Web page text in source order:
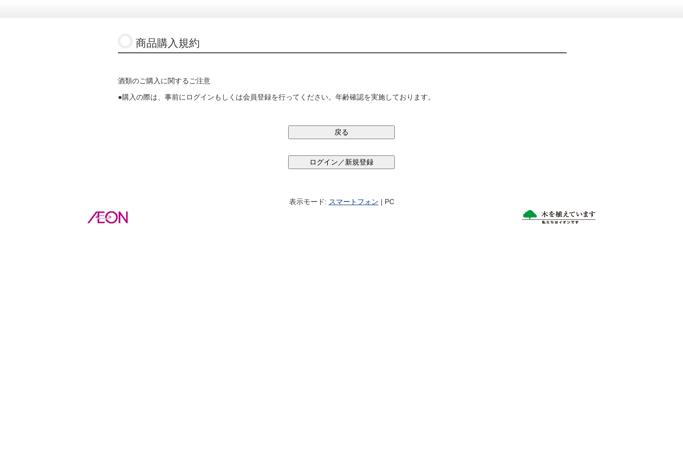
商品購入規約
酒類のご購入に関するご注意
●購入の際は、事前にログインもしくは会員登録を行ってください。年齢確認を実施しております。
表示モード: スマートフォン | PC